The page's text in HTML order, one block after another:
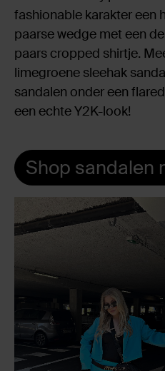
fashionable karakter een
paarse wedge met een
paars cropped shirtje.
limegroene sleehak
sandalen onder een
een echte Y2K-look!
Shop sandalen